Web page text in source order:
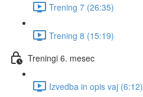
Trening 7 (26:35)
Trening 8 (15:19)
Treningi 6. mesec
Izvedba in opis vaj (6:12)